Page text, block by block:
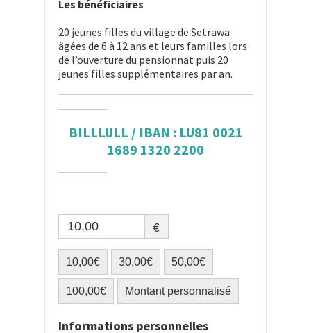
Les bénéficiaires
20 jeunes filles du village de Setrawa
âgées de 6 à 12 ans et leurs familles lors
de l’ouverture du pensionnat puis 20
jeunes filles supplémentaires par an.
BILLLULL / IBAN : LU81 0021
1689 1320 2200
€
10,00€ 30,00€ 50,00€
100,00€ Montant personnalisé
Informations personnelles